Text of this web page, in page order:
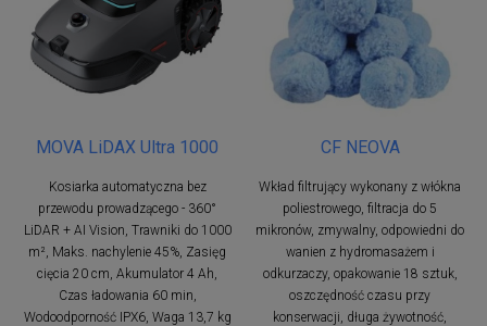
MOVA LiDAX Ultra 1000
Kosiarka automatyczna bez
przewodu prowadzącego - 360°
LiDAR + AI Vision, Trawniki do 1000
m², Maks. nachylenie 45%, Zasięg
cięcia 20 cm, Akumulator 4 Ah,
Czas ładowania 60 min,
Wodoodporność IPX6, Waga 13,7 kg
CF NEOVA
Wkład filtrujący wykonany z włókna
poliestrowego, filtracja do 5
mikronów, zmywalny, odpowiedni do
wanien z hydromasażem i
odkurzaczy, opakowanie 18 sztuk,
oszczędność czasu przy
konserwacji, długa żywotność,